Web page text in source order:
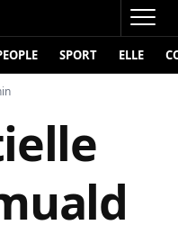
SPORT ELLE